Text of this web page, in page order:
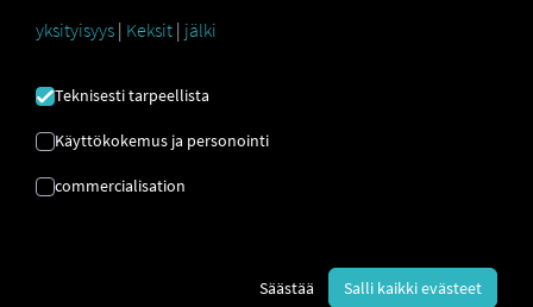
Ulkoisen palveluntarjoajan integrointi
Käytätkö joproject44
tiedoilla. Tarvitset vain pääsyn
yksityisyys | Keksit | jälki
Teknisesti tarpeellista
Käyttökokemus ja personointi
commercialisation
Säästää Salli kaikki evästeet